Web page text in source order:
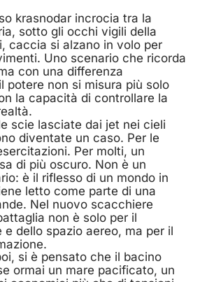
krasnodar incrocia tra la
sotto gli occhi vigili della
caccia si alzano in volo per
Uno scenario che ricorda
con una differenza
potere non si misura più solo
la capacità di controllare la
scie lasciate dai jet nei cieli
diventate un caso. Per le
Per molti, un
di più oscuro. Non è un
è il riflesso di un mondo in
letto come parte di una
Nel nuovo scacchiere
non è solo per il
dello spazio aereo, ma per il
si è pensato che il bacino
ormai un mare pacificato, un